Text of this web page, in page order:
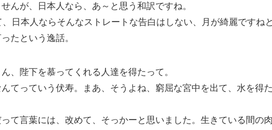
んが、日本人なら、あ～と思う和訳ですね。
日本人ならそんなストレートな告白はしない、月が綺麗ですね
たという逸話。
、陛下を慕ってくれる人達を得たって。
てっていう伏寿。まあ、そうよね、窮屈な宮中を出て、水を得
て言葉には、改めて、そっかーと思いました。生きている間の